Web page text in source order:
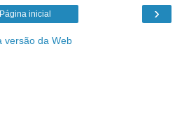
›
Página inicial
versão da Web